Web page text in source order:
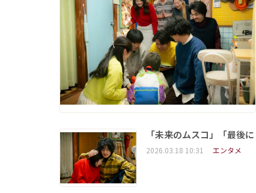
「未来のムスコ」「最後
2026.03.18 10:31 エンタメ